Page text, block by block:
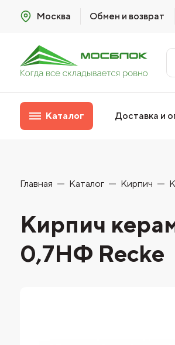
Москва Обмен и возврат
Каталог Доставка и
Главная Каталог Кирпич
Кирпич
0,7НФ Recke